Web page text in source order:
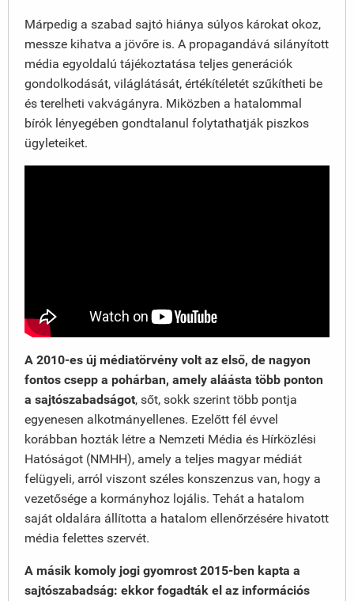
Márpedig a szabad sajtó hiánya súlyos károkat okoz,
messze kihatva a jövőre is. A propagandává silányított
média egyoldalú tájékoztatása teljes generációk
gondolkodását, világlátását, értékítéletét szűkítheti be
és terelheti vakvágányra. Miközben a hatalommal
bírók lényegében gondtalanul folytathatják piszkos
ügyleteiket.
A 2010-es új médiatörvény volt az első, de nagyon
fontos csepp a pohárban, amely aláásta több ponton
a sajtószabadságot, sőt, sokk szerint több pontja
egyenesen alkotmányellenes. Ezelőtt fél évvel
korábban hozták létre a Nemzeti Média és Hírközlési
Hatóságot (NMHH), amely a teljes magyar médiát
felügyeli, arról viszont széles konszenzus van, hogy a
vezetősége a kormányhoz lojális. Tehát a hatalom
saját oldalára állította a hatalom ellenőrzésére hivatott
média felettes szervét.
A másik komoly jogi gyomrost 2015-ben kapta a
sajtószabadság: ekkor fogadták el az információs